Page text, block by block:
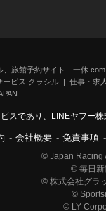
、旅館予約サイト 一休.com
ービス クラシル 仕事・求
スであり、LINEヤフー
- 会社概要 - 免責事項 -
© Japan Racing
© 毎日新
© 株式会社グラ
©
© LY